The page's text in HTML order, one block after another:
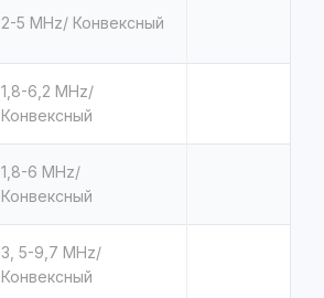
2-5 MHz/ Конвексный
1,8-6,2 MHz/
Конвексный
1,8-6 MHz/
Конвексный
3, 5-9,7 MHz/
Конвексный